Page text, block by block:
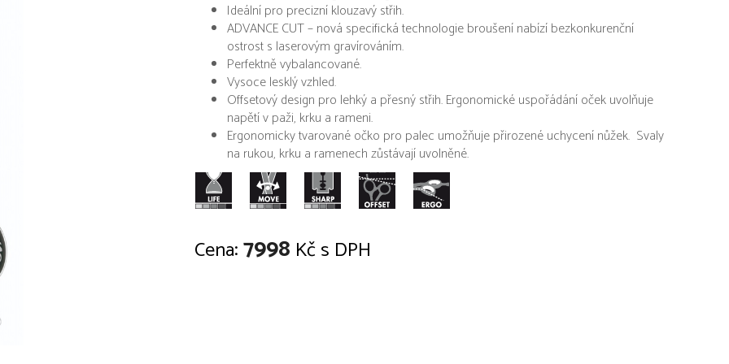
Ideální pro precizní klouzavý střih.
ADVANCE CUT – nová specifická technologie broušení nabízí bezkonkurenční
ostrost s laserovým gravírováním.
Perfektně vybalancované.
Vysoce lesklý vzhled.
Offsetový design pro lehký a přesný střih. Ergonomické uspořádání oček uvolňuje
napětí v paži, krku a rameni.
Ergonomicky tvarované očko pro palec umožňuje přirozené uchycení nůžek. Svaly
na rukou, krku a ramenech zůstávají uvolněné.
Cena:7998 Kč s DPH